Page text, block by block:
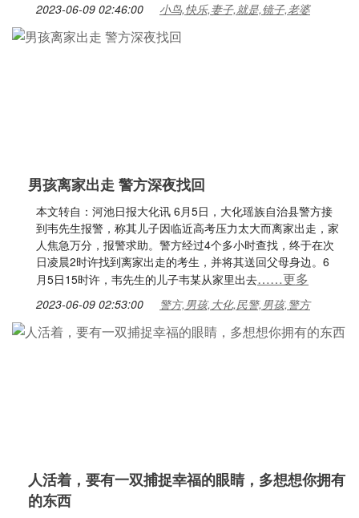
2023-06-09 02:46:00 小鸟,快乐,妻子,就是,镜子,老婆
男孩离家出走 警方深夜找回
本文转自：河池日报大化讯 6月5日，大化瑶族自治县警方接
到韦先生报警，称其儿子因临近高考压力太大而离家出走，家
人焦急万分，报警求助。警方经过4个多小时查找，终于在次
日凌晨2时许找到离家出走的考生，并将其送回父母身边。6
月5日15时许，韦先生的儿子韦某从家里出去……更多
2023-06-09 02:53:00 警方,男孩,大化,民警,男孩,警方
人活着，要有一双捕捉幸福的眼睛，多想想你拥有
的东西